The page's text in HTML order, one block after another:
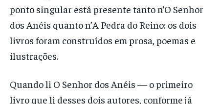
ponto singular está presente tanto n’O Senhor
dos Anéis quanto n’A Pedra do Reino: os dois
livros foram construídos em prosa, poemas e
ilustrações.
Quando li O Senhor dos Anéis — o primeiro
livro que li desses dois autores, conforme já